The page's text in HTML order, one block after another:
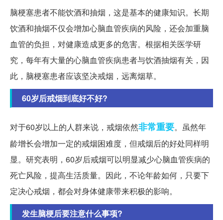
脑梗塞患者不能饮酒和抽烟，这是基本的健康知识。长期
饮酒和抽烟不仅会增加心脑血管疾病的风险，还会加重脑
血管的负担，对健康造成更多的危害。根据相关医学研
究，每年有大量的心脑血管疾病患者与饮酒抽烟有关，因
此，脑梗塞患者应该坚决戒烟，远离烟草。
60岁后戒烟到底好不好?
对于60岁以上的人群来说，戒烟依然非常重要。虽然年
龄增长会增加一定的戒烟困难度，但戒烟后的好处同样明
显。研究表明，60岁后戒烟可以明显减少心脑血管疾病的
死亡风险，提高生活质量。因此，不论年龄如何，只要下
定决心戒烟，都会对身体健康带来积极的影响。
发生脑梗后要注意什么事项?